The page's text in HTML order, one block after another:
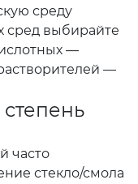
среду
сред выбирайте
—
—
часто
стекло/смола